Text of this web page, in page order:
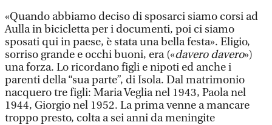
«Quando abbiamo deciso di sposarci siamo corsi ad
Aulla in bicicletta per i documenti, poi ci siamo
sposati qui in paese, è stata una bella festa». Eligio,
sorriso grande e occhi buoni, era («daverodavero»)
una forza. Lo ricordano figli e nipoti ed anche i
parenti della “sua parte”, di Isola. Dal matrimonio
nacquero tre figli: Maria Veglia nel 1943, Paola nel
1944, Giorgio nel 1952. La prima venne a mancare
troppo presto, colta a sei anni da meningite